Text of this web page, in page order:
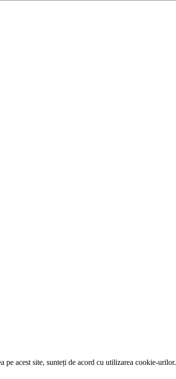
acest site, sunteți de acord cu utilizarea cookie-urilor.